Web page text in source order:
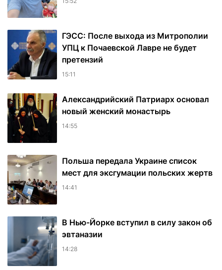
ГЭСС: После выхода из Митрополии
УПЦ к Почаевской Лавре не будет
претензий
15:11
Александрийский Патриарх основал
новый женский монастырь
14:55
Польша передала Украине список
мест для эксгумации польских жертв
14:41
В Нью-Йорке вступил в силу закон об
эвтаназии
14:28